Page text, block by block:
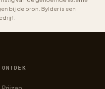
bij de bron. Bylder is een
ONTDEK